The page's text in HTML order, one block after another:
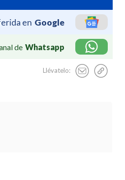
en Google
de Whatsapp
Llévatelo: